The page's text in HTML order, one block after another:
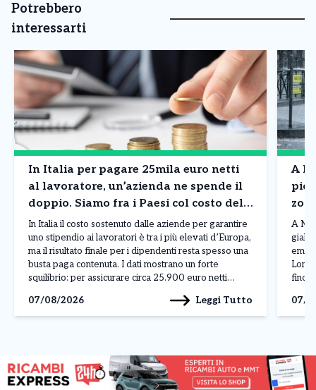
Potrebbero
interessarti
In Italia per pagare 25mila euro netti
al lavoratore, un’azienda ne spende il
doppio. Siamo fra i Paesi col costo del
lavoro più in alto in Europa. I dati
In Italia il costo sostenuto dalle aziende per garantire
uno stipendio ai lavoratori è tra i più elevati d’Europa,
ma il risultato finale per i dipendenti resta spesso una
busta paga contenuta. I dati mostrano un forte
squilibrio: per assicurare circa 25.900 euro netti
una spesa complessiva vicina […]
07/08/2026 Leggi Tutto
A
A
giallo
fino
07/